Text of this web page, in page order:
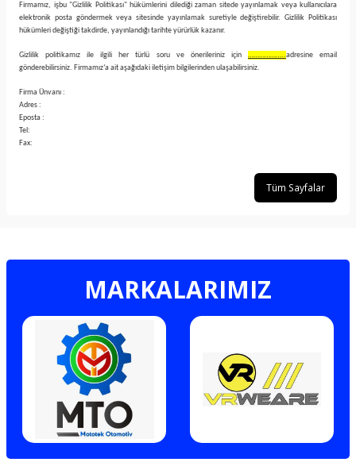
Firmamız, işbu "Gizlilik Politikası" hükümlerini dilediği zaman sitede yayınlamak veya kullanıcılara
elektronik posta göndermek veya sitesinde yayınlamak suretiyle değiştirebilir. Gizlilik Politikası
hükümleri değiştiği takdirde, yayınlandığı tarihte yürürlük kazanır.
Gizlilik politikamız ile ilgili her türlü soru ve önerileriniz için ………………..adresine email
gönderebilirsiniz. Firmamız’a ait aşağıdaki iletişim bilgilerinden ulaşabilirsiniz.
Firma Ünvanı :
Adres :
Eposta :
Tel:
Fax:
Tüm Sayfalar
MARKALARIMIZ